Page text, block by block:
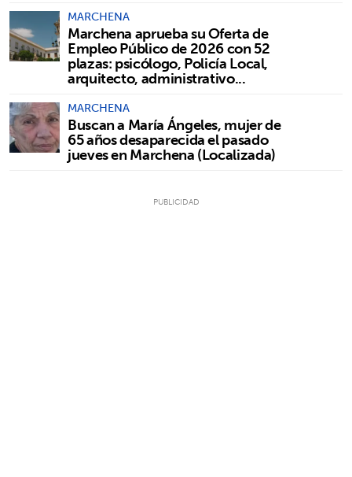
MARCHENA
Marchena aprueba su Oferta de
Empleo Público de 2026 con 52
plazas: psicólogo, Policía Local,
arquitecto, administrativo...
MARCHENA
Buscan a María Ángeles, mujer de
65 años desaparecida el pasado
jueves en Marchena (Localizada)